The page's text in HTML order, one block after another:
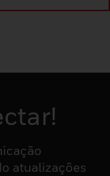
atualizações